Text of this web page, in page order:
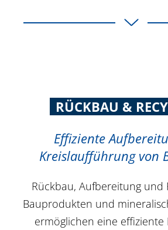
RÜCKBAU &
Effiziente
Kreislaufführung von
Rückbau, Aufbereitung und
Bauprodukten und
ermöglichen eine effiziente